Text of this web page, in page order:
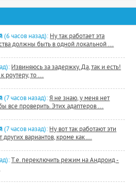
(6 часов назад): Ну так работает эта
должны быть в одной локальной ...
Извиняюсь за задержку. Да, так и есть!
роутеру, то ...
(7 часов назад): Я не знаю, у меня нет
все проверить. Этих адаптеров ...
(7 часов назад): Ну вот так работают эти
вариантов, кроме как ...
Т.е. переключить режим на Андроид -